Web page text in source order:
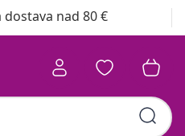
dostava nad 80 €